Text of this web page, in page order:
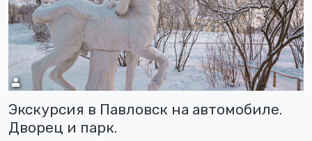
Экскурсия в Павловск на автомобиле.
Дворец и парк.